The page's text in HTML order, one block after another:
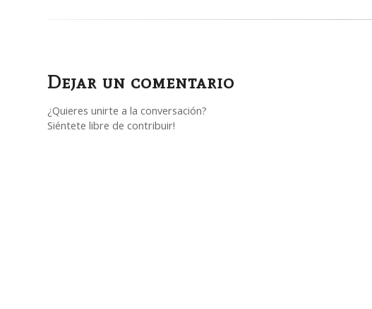
Dejar un comentario
¿Quieres unirte a la conversación?
Siéntete libre de contribuir!